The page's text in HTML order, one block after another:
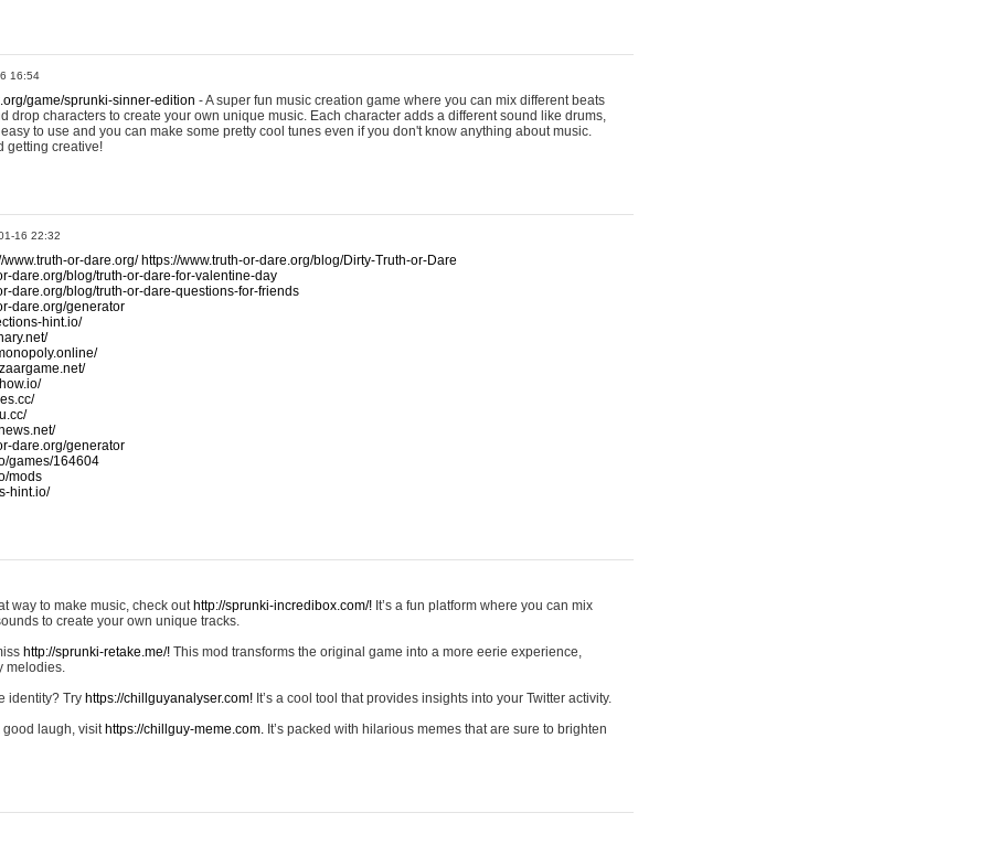
16:54
game/sprunki-sinner-edition - A super fun music creation game where you can mix different beats
drop characters to create your own unique music. Each character adds a different sound like drums,
to use and you can make some pretty cool tunes even if you don't know anything about music.
getting creative!
16 22:32
www.truth-or-dare.org/ https://www.truth-or-dare.org/blog/Dirty-Truth-or-Dare
dare.org/blog/truth-or-dare-for-valentine-day
dare.org/blog/truth-or-dare-questions-for-friends
dare.org/generator
hint.io/
dare.org/generator
games/164604
mods
hint.io/
way to make music, check out http://sprunki-incredibox.com/! It’s a fun platform where you can mix
to create your own unique tracks.
http://sprunki-retake.me/! This mod transforms the original game into a more eerie experience,
melodies.
identity? Try https://chillguyanalyser.com! It’s a cool tool that provides insights into your Twitter activity.
good laugh, visit https://chillguy-meme.com. It’s packed with hilarious memes that are sure to brighten